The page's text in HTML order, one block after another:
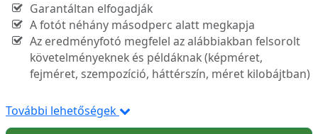
Garantáltan elfogadják
A fotót néhány másodperc alatt megkapja
Az eredményfotó megfelel az alábbiakban felsorolt
követelményeknek és példáknak (képméret,
fejméret, szempozíció, háttérszín, méret kilobájtban)
További lehetőségek